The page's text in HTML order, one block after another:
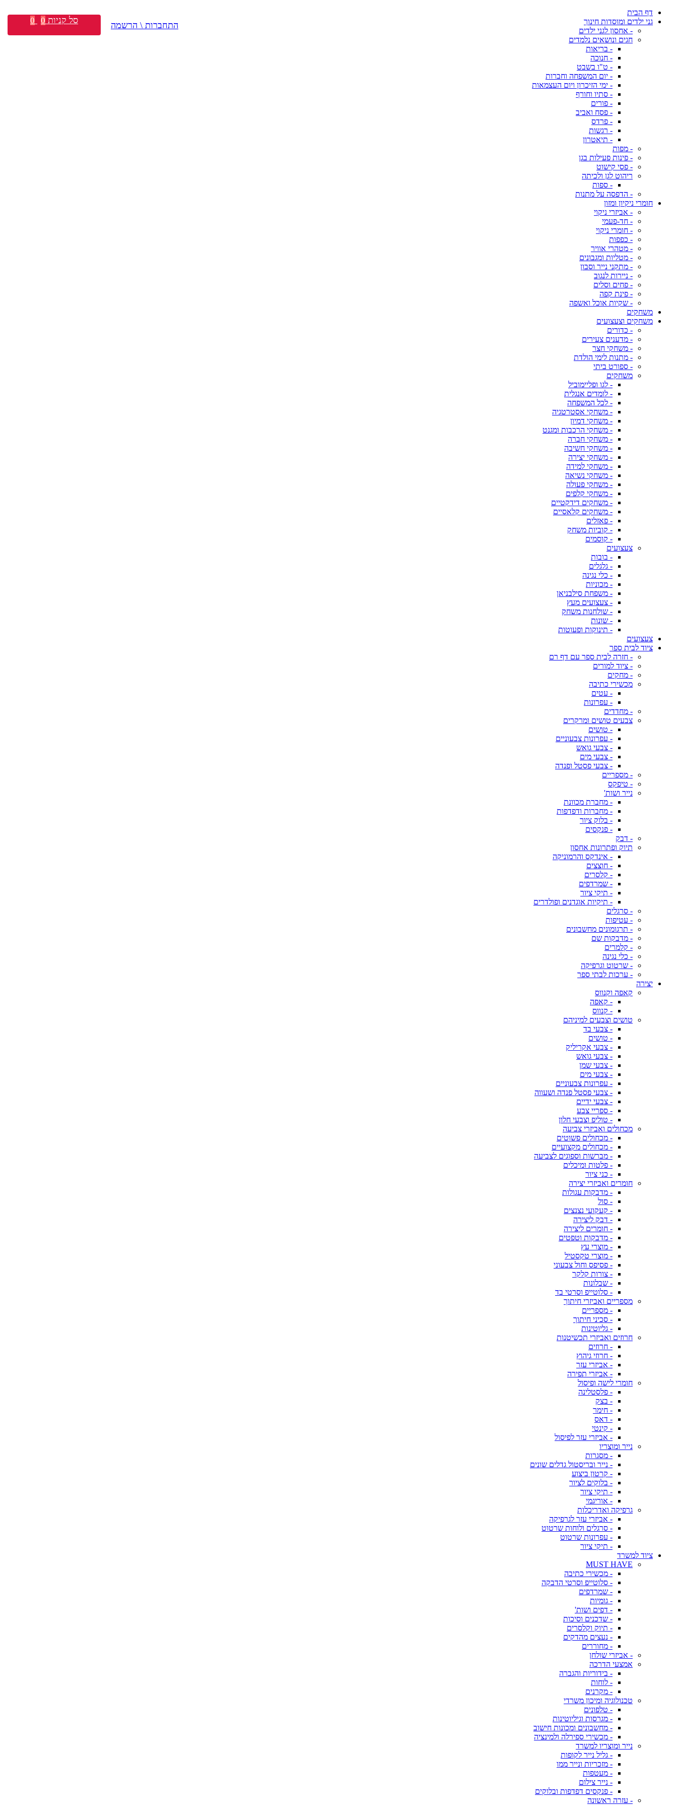
דף הבית
גני ילדים ומוסדות חינוך
- אחסון לגני ילדים
חגים ונושאים נלמדים
- בריאות
- חנוכה
- ט"ו בשבט
- יום המשפחה וחברות
- ימי הזיכרון ויום העצמאות
- סתיו וחורף
- פורים
- פסח ואביב
- פרדס
- רגשות
- תיאטרון
- מפות
- פינות פעילות בגן
- פסי קישוט
ריהוט לגן ולכיתה
- ספות
- הדפסה על מתנות
חומרי ניקיון ומזון
- אביזרי ניקוי
- חד-פעמי
- חומרי ניקוי
- כפפות
- מטהרי אוויר
- מטליות ומגבונים
- מתקני נייר וסבון
- ניירות לנגוב
- פחים וסלים
- פינת קפה
- שקיות אוכל ואשפה
משחקים
משחקים וצעצועים
- כדורים
- מדענים צעירים
- משחקי חצר
- מתנות לימי הולדת
- ספורט ביתי
משחקים
- לגו ופליימוביל
- לומדים אנגלית
- לכל המשפחה
- משחקי אסטרטגיה
- משחקי דמיון
- משחקי הרכבות ומגנט
- משחקי חברה
- משחקי חשיבה
- משחקי יצירה
- משחקי למידה
- משחקי נשיאה
- משחקי פעולה
- משחקי קלפים
- משחקים דידקטיים
- משחקים קלאסיים
- פאזלים
- קוביות משחק
- קוסמים
צעצועים
- בובות
- גלגלים
- כלי נגינה
- מכוניות
- משפחת סילבניאן
- צעצועים מעץ
- שולחנות משחק
- שונות
- תינוקות ופעוטות
צעצועים
ציוד לבית ספר
- חזרה לבית ספר עם דף רם
- ציוד למורים
- מחקים
מכשירי כתיבה
- עטים
- עפרונות
- מחדדים
צבעים טושים ומרקרים
- טושים
- עפרונות צבעוניים
- צבעי גואש
- צבעי מים
- צבעי פסטל ופנדה
- מספריים
- טיפקס
נייר ושות'
- מחברת מכוונת
- מחברות ודפדפות
- בלוק ציור
- פנקסים
- דבק
תיוק ופתרונות אחסון
- אינדקס והרמוניקה
- חוצצים
- קלסרים
- שמרדפים
- תיקי ציור
- תיקיות אוגדנים ופולדרים
- סרגלים
- עטיפות
- תרגומונים מחשבונים
- מדבקות שם
- קלמרים
- כלי נגינה
- שרטוט וגרפיקה
- ערכות לבתי ספר
יצירה
קאפה וקנווס
- קאפה
- קנווס
טושים וצבעים למיניהם
- צבעי בד
- טושים
- צבעי אקריליק
- צבעי גואש
- צבעי שמן
- צבעי מים
- עפרונות צבעוניים
- צבעי פסטל פנדה ושעווה
- צבעי ידיים
- ספריי צבע
- טוליפ וצבעי חלון
מכחולים ואביזרי צביעה
- מכחולים פשוטים
- מכחולים מקצועיים
- מברשות וספוגים לצביעה
- פלטות ומיכלים
- כני ציור
חומרים ואביזרי יצירה
- מדבקות עגולות
- סול
- קעקועי נצנצים
- דבק ליצירה
- חומרים ליצירה
- מדבקות וטפטים
- מוצרי עץ
- מוצרי טקסטיל
- פסיפס וחול צבעוני
- צורות קלקר
- שבלונות
- סלוטייפ וסרטי בד
מספריים ואביזרי חיתוך
- מספריים
- סכיני חיתוך
- גליוטינות
חרוזים ואביזרי תכשיטנות
- חרוזים
- חרוזי גיהוץ
- אביזרי עזר
- אביזרי תפירה
חומרי לישה ופיסול
- פלסטלינה
- בצק
- חימר
- דאס
- קינטי
- אביזרי עזר לפיסול
נייר ומוצריו
- מסגרות
- נייר ובריסטול גדלים שונים
- קרטון ביצוע
- בלוקים לציור
- תיקי ציור
- אוריגמי
גרפיקה ואדריכלות
- אביזרי עזר לגרפיקה
- סרגלים ולוחות שרטוט
- עפרונות שרטוט
- תיקי ציור
ציוד למשרד
MUST HAVE
- מכשירי כתיבה
- סלוטייפ וסרטי הדבקה
- שמרדפים
- גומיות
- דפים ושות'
- שדכנים וסיכות
- תיוק וקלסרים
- נעצים מהדקים
- מחוררים
- אביזרי שולחן
אמצעי הדרכה
- בידוריות והגברה
- לוחות
- מקרנים
טכנולוגיה ומיכון משרדי
- טלפונים
- מגרסות וגיליוטינות
- מחשבונים ומכונות חישוב
- מכשירי ספירלה ולמינציה
נייר ומוצריו למשרד
- גליל נייר לקופות
- מזכריות ונייר ממו
- מעטפות
- נייר צילום
- פנקסים דפדפות ובלוקים
- עזרה ראשונה
התחברות \ הרשמה סל קניות 0
0